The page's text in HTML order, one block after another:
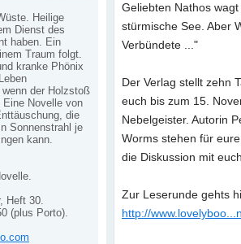
Geliebten Nathos
stürmische See. Aber
Verbündete ..."
Der Verlag stellt zehn
euch bis zum 15.
Nebelgeister. Autorin
Worms stehen für
die Diskussion mit
Zur Leserunde gehts
http://
Heilige
Dienst des
haben. Ein
Traum folgt.
kranke Phönix
der Holzstoß
Eine Novelle von
die
Sonnenstrahl je
kann.
Heft 30.
(plus Porto).